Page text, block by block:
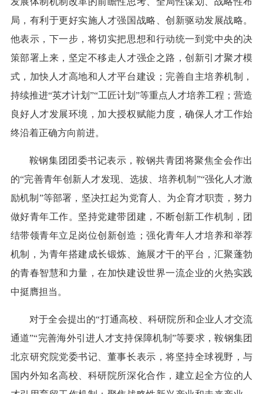
局，有利于更好实施人才强国战略、创新驱动发展战略。
他表示，下一步，将切实把思想和行动统一到党中央的决
策部署上来，坚定不移走人才强企之路，创新引才聚才模
式，加快人才高地和人才平台建设；完善自主培养机制，
持续推进“英才计划”“工匠计划”等重点人才培养工程；营造
良好人才发展环境，加大授权赋能力度，确保人才工作始
终沿着正确方向前进。
鞍钢集团团委书记表示，鞍钢共青团将聚焦全会作出
的“完善青年创新人才发现、选拔、培养机制”“强化人才激
励机制”等部署，坚决扛起为党育人、为企育才职责，努力
做好青年工作。坚持党建带团建，不断创新工作机制，团
结带领青年立足岗位创新创造；强化青年人才培养和举荐
机制，为青年搭建成长锻炼、施展才干的平台，汇聚蓬勃
的青春智慧和力量，在加快建设世界一流企业的火热实践
中挺膺担当。
对于全会提出的“打通高校、科研院所和企业人才交流
通道”“完善海外引进人才支持保障机制”等要求，鞍钢集团
北京研究院党委书记、董事长表示，将坚持全球视野，与
国内外知名高校、科研院所深化合作，建立起全方位的人